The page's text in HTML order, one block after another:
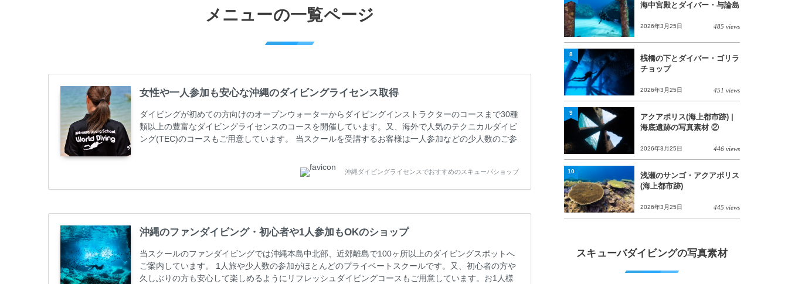
メニューの一覧ページ
女性や一人参加も安心な沖縄のダイビングライセンス取得
ダイビングが初めての方向けのオープンウォーターからダイビングインストラクターのコースまで30種
類以上の豊富なダイビングライセンスのコースを開催しています。又、海外で人気のテクニカルダイビ
ング(TEC)のコースもご用意しています。 当スクールを受講するお客様は一人参加などの少人数のご参
ス取得コースは年間を通じてキャンペーンを行っています。 ベーシックダイバー(Cカード) 1日間+eラ
ーニング 最安値キャンペーン ￥22800(税込) ￥16800(税込) 器材 / 送迎 / 保険 / 全て込み ダイビン
グ...
沖縄ダイビングライセンスでおすすめのスキューバショップ
沖縄のファンダイビング・初心者や1人参加もOKのショップ
当スクールのファンダイビングでは沖縄本島中北部、近郊離島で100ヶ所以上のダイビングスポットへ
ご案内しています。 1人旅や少人数の参加がほとんどのプライベートスクールです。又、初心者の方や
久しぶりの方も安心して楽しめるようにリフレッシュダイビングコースもご用意しています。お1人様
海中宮殿とダイバー・与論島
2026年3月25日 485 views
桟橋の下とダイバー・ゴリラ
チョップ
2026年3月25日 451 views
8
アクアポリス(海上都市跡) |
海底遺跡の写真素材 ②
2026年3月25日 446 views
9
浅瀬のサンゴ・アクアポリス
(海上都市跡)
2026年3月25日 445 views
10
スキューバダイビングの写真素材